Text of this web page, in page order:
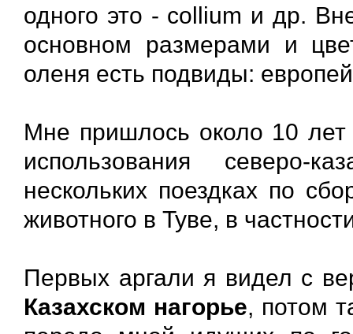
одного это - collium и др.
основном размерами и
оленя есть подвиды:
Мне пришлось около 10 лет
использования северо-
нескольких поездках по
животного в Туве, в
Первых аргали я видел с
Казахском нагорье, потом